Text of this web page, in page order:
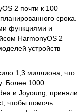
2 почти к 100
срока.
функциями и
HarmonyOS 2
устройств
1,3 миллиона, что
Более 1000
и Joyoung, приняли
чтобы помочь